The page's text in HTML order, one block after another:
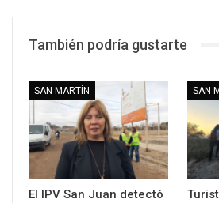
También podría gustarte
SAN MARTÍN
El IPV San Juan detectó
SAN